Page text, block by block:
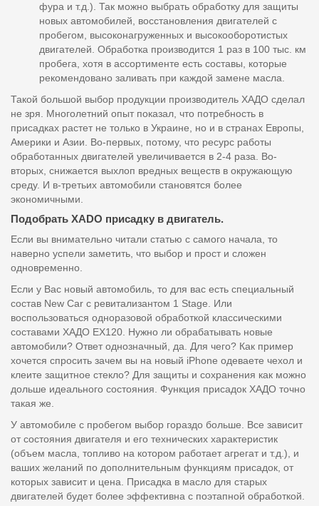
фура и т.д.). Так можно выбрать обработку для защиты
новых автомобилей, восстановления двигателей с
пробегом, высоконагруженных и высокооборотистых
двигателей. Обработка производится 1 раз в 100 тыс. км
пробега, хотя в ассортименте есть составы, которые
рекомендовано заливать при каждой замене масла.
Такой большой выбор продукции производитель ХАДО сделал
не зря. Многолетний опыт показал, что потребность в
присадках растет не только в Украине, но и в странах Европы,
Америки и Азии. Во-первых, потому, что ресурс работы
обработанных двигателей увеличивается в 2-4 раза. Во-
вторых, снижается выхлоп вредных веществ в окружающую
среду. И в-третьих автомобили становятся более
экономичными.
Подобрать XADO присадку в двигатель.
Если вы внимательно читали статью с самого начала, то
наверно успели заметить, что выбор и прост и сложен
одновременно.
Если у Вас новый автомобиль, то для вас есть специальный
состав New Car с ревитализантом 1 Stage. Или
воспользоваться одноразовой обработкой классическими
составами ХАДО EX120. Нужно ли обрабатывать новые
автомобили? Ответ однозначный, да. Для чего? Как пример
хочется спросить зачем вы на новый iPhone одеваете чехол и
клеите защитное стекло? Для защиты и сохранения как можно
дольше идеального состояния. Функция присадок ХАДО точно
такая же.
У автомобиле с пробегом выбор гораздо больше. Все зависит
от состояния двигателя и его технических характеристик
(объем масла, топливо на котором работает агрегат и т.д.), и
ваших желаний по дополнительным функциям присадок, от
которых зависит и цена. Присадка в масло для старых
двигателей будет более эффективна с поэтапной обработкой.